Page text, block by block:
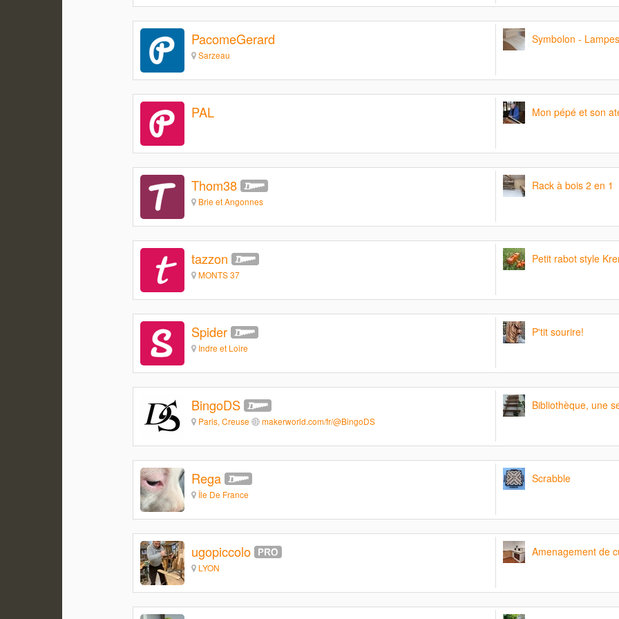
PacomeGerard
Sarzeau
Symbolon -
PAL Mon pépé et son
Thom38
Brie et Angonnes
Rack à bois 2 en 1
tazzon
MONTS 37
Petit rabot style
Spider
Indre et Loire
P'tit sourire!
BingoDS
Paris, Creuse makerworld.com/fr/@BingoDS
Bibliothèque, une
Rega
Île De France
Scrabble
ugopiccolo
LYON
Amenagement de